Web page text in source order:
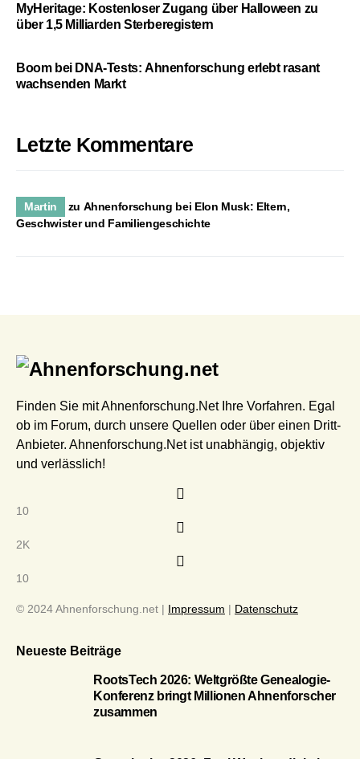
MyHeritage: Kostenloser Zugang über Halloween zu
über 1,5 Milliarden Sterberegistern
Boom bei DNA-Tests: Ahnenforschung erlebt rasant
wachsenden Markt
Letzte Kommentare
Martin zu Ahnenforschung bei Elon Musk: Eltern,
Geschwister und Familiengeschichte
Finden Sie mit Ahnenforschung.Net Ihre Vorfahren. Egal
ob im Forum, durch unsere Quellen oder über einen Dritt-
Anbieter. Ahnenforschung.Net ist unabhängig, objektiv
und verlässlich!
10
2K
10
© 2024 Ahnenforschung.net | Impressum | Datenschutz
Neueste Beiträge
RootsTech 2026: Weltgrößte Genealogie-
Konferenz bringt Millionen Ahnenforscher
zusammen